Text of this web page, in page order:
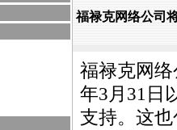
福禄克网络公司
福禄克网
年3月31日
支持。这